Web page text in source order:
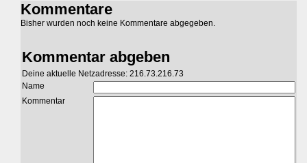
Kommentare
Bisher wurden noch keine Kommentare abgegeben.
Kommentar abgeben
Deine aktuelle Netzadresse: 216.73.216.73
Name
Kommentar